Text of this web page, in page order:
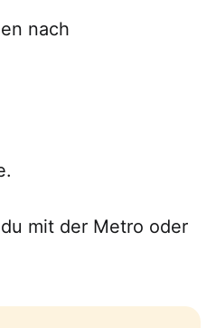
nach
mit der Metro oder